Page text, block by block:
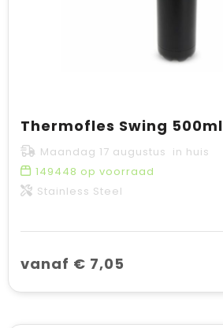
Thermofles Swing 500ml
Maandag 17 augustus in huis
149448 op voorraad
Stainless Steel
vanaf € 7,05